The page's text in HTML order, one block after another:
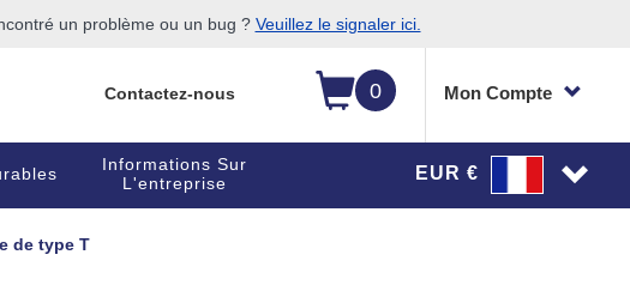
un problème ou un bug ? Veuillez le signaler ici.
0 Mon Compte
Contactez-nous
Informations Sur
L'entreprise
EUR €
de type T